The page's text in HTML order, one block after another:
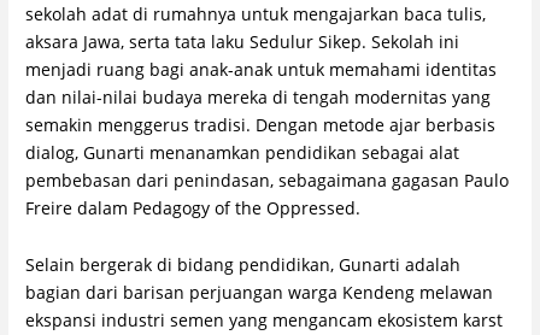
sekolah adat di rumahnya untuk mengajarkan baca tulis,
aksara Jawa, serta tata laku Sedulur Sikep. Sekolah ini
menjadi ruang bagi anak-anak untuk memahami identitas
dan nilai-nilai budaya mereka di tengah modernitas yang
semakin menggerus tradisi. Dengan metode ajar berbasis
dialog, Gunarti menanamkan pendidikan sebagai alat
pembebasan dari penindasan, sebagaimana gagasan Paulo
Freire dalam Pedagogy of the Oppressed.
Selain bergerak di bidang pendidikan, Gunarti adalah
bagian dari barisan perjuangan warga Kendeng melawan
ekspansi industri semen yang mengancam ekosistem karst